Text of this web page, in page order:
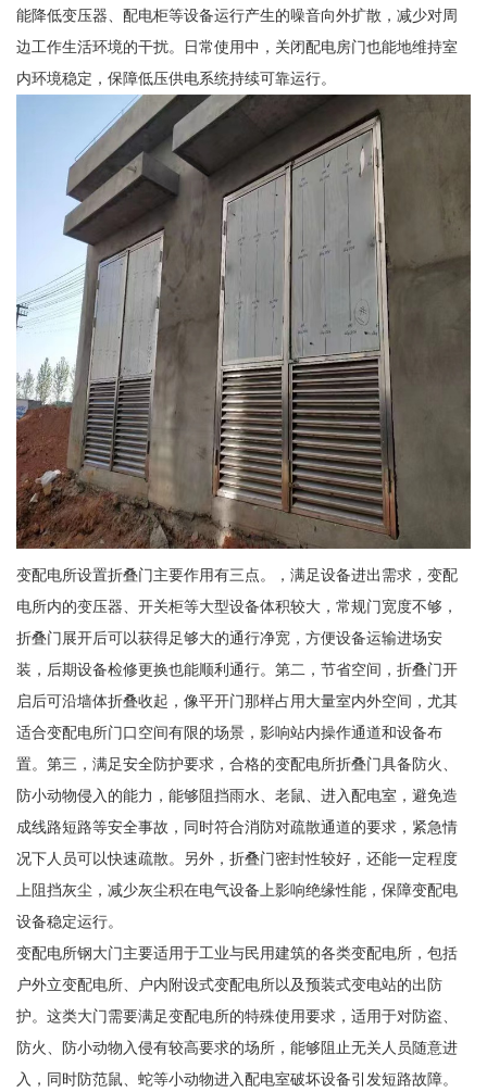
能降低变压器、配电柜等设备运行产生的噪音向外扩散，减少对周
边工作生活环境的干扰。日常使用中，关闭配电房门也能地维持室
内环境稳定，保障低压供电系统持续可靠运行。
变配电所设置折叠门主要作用有三点。，满足设备进出需求，变配
电所内的变压器、开关柜等大型设备体积较大，常规门宽度不够，
折叠门展开后可以获得足够大的通行净宽，方便设备运输进场安
装，后期设备检修更换也能顺利通行。第二，节省空间，折叠门开
启后可沿墙体折叠收起，像平开门那样占用大量室内外空间，尤其
适合变配电所门口空间有限的场景，影响站内操作通道和设备布
置。第三，满足安全防护要求，合格的变配电所折叠门具备防火、
防小动物侵入的能力，能够阻挡雨水、老鼠、进入配电室，避免造
成线路短路等安全事故，同时符合消防对疏散通道的要求，紧急情
况下人员可以快速疏散。另外，折叠门密封性较好，还能一定程度
上阻挡灰尘，减少灰尘积在电气设备上影响绝缘性能，保障变配电
设备稳定运行。
变配电所钢大门主要适用于工业与民用建筑的各类变配电所，包括
户外立变配电所、户内附设式变配电所以及预装式变电站的出防
护。这类大门需要满足变配电所的特殊使用要求，适用于对防盗、
防火、防小动物入侵有较高要求的场所，能够阻止无关人员随意进
入，同时防范鼠、蛇等小动物进入配电室破坏设备引发短路故障。